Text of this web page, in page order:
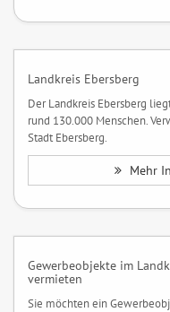
Landkreis Ebersberg
Der Landkreis Ebersberg
rund 130.000 Menschen.
Stadt Ebersberg.
Mehr
Gewerbeobjekte im
vermieten
Sie möchten ein